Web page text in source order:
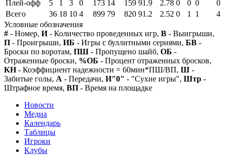
Плей-офф
5 1 3 0 173 14 159 91.9 2.78 0 0 0
0
Всего
36 18 10 4 899 79 820 91.2 2.52 0 1 1
4
Условные обозначения
# - Номер, И- Количество проведенных игр, В - Выигрыши,
П - Проигрыши, ИБ - Игры с буллитными сериями, БВ -
Броски по воротам, ПШ - Пропущено шайб, ОБ -
Отраженные броски, %ОБ - Процент отраженных бросков,
КН- Коэффициент надежности = 60мин*ПШ/ВП, Ш -
Забитые голы, А - Передачи, И"0" - "Сухие игры", Штр -
Штрафное время, ВП - Время на площадке
Новости
Медиа
Календарь
Таблицы
Игроки
Клубы